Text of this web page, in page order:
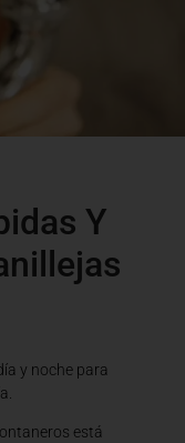
Y
y noche para
está